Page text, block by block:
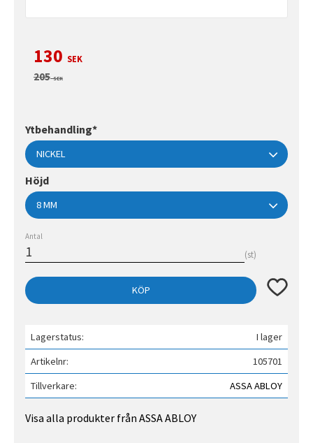
Nedsatt pris:
130 SEK
Ordinarie pris:
205SEK
Ytbehandling*
Höjd
Antal
st
KÖP Lägg till
Lagerstatus
I lager
Artikelnr
105701
Tillverkare
ASSA ABLOY
Visa alla produkter från ASSA ABLOY